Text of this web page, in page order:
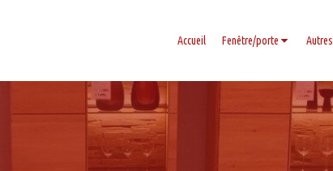
Accueil Fenêtre/porte Autres